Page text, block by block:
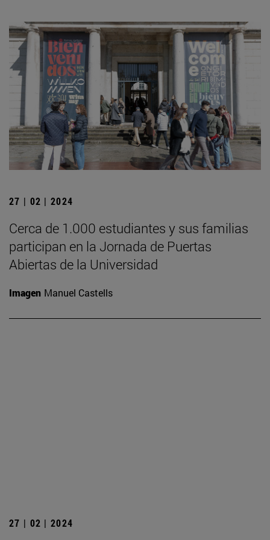
27 | 02 | 2024
Cerca de 1.000 estudiantes y sus familias
participan en la Jornada de Puertas
Abiertas de la Universidad
Imagen Manuel Castells
27 | 02 | 2024